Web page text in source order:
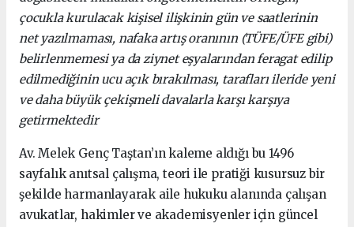
çocukla kurulacak kişisel ilişkinin gün ve saatlerinin
net yazılmaması, nafaka artış oranının (TÜFE/ÜFE gibi)
belirlenmemesi ya da ziynet eşyalarından feragat edilip
edilmediğinin ucu açık bırakılması, tarafları ileride yeni
ve daha büyük çekişmeli davalarla karşı karşıya
getirmektedir
Av. Melek Genç Taştan’ın kaleme aldığı bu 1496
sayfalık anıtsal çalışma, teori ile pratiği kusursuz bir
şekilde harmanlayarak aile hukuku alanında çalışan
avukatlar, hakimler ve akademisyenler için güncel